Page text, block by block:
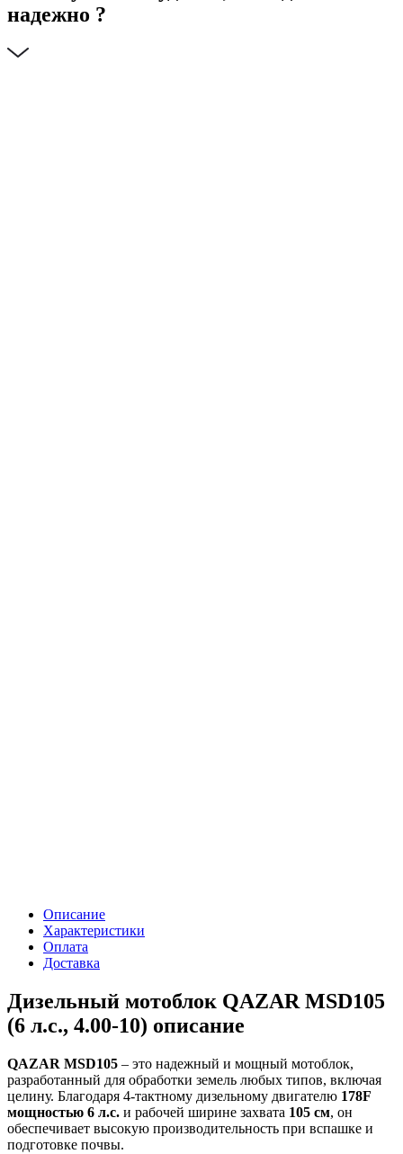
надежно ?
Описание
Характеристики
Оплата
Доставка
Дизельный мотоблок QAZAR MSD105
(6 л.с., 4.00-10) описание
QAZAR MSD105 – это надежный и мощный мотоблок,
разработанный для обработки земель любых типов, включая
целину. Благодаря 4-тактному дизельному двигателю 178F
мощностью 6 л.с. и рабочей ширине захвата 105 см, он
обеспечивает высокую производительность при вспашке и
подготовке почвы.